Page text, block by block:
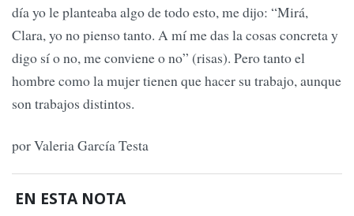
día yo le planteaba algo de todo esto, me dijo: “Mirá,
Clara, yo no pienso tanto. A mí me das la cosas concreta y
digo sí o no, me conviene o no” (risas). Pero tanto el
hombre como la mujer tienen que hacer su trabajo, aunque
son trabajos distintos.
por Valeria García Testa
EN ESTA NOTA